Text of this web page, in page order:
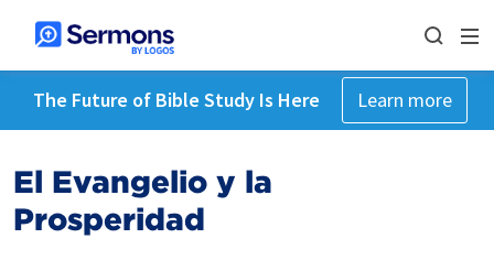
The Future of Bible Study Is Here Learn more
El Evangelio y la
Prosperidad